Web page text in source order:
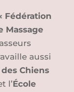
Fédération
Massage
aussi
des Chiens
l’École